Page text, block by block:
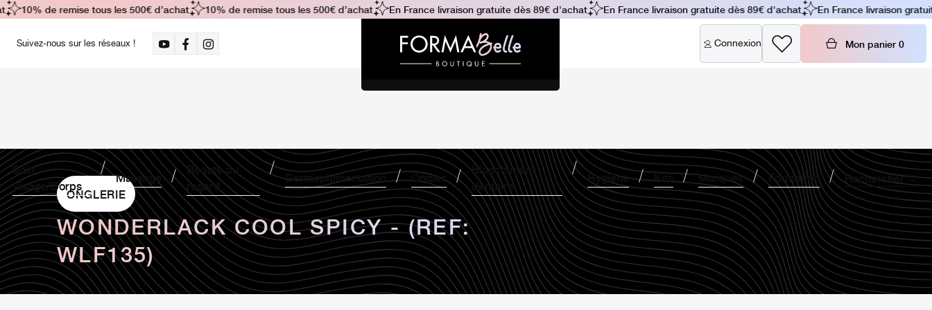
Suivez-nous sur les réseaux ! Connexion Mon panier 0
Soin
Visage/Corps
Massage
Beauté du
regard
Dermopigmentation Ongles
Blanchiment
dentaire
Hygiène Kits Marques Formation Rechercher
10% de remise tous les 500€ d’achat 10% de remise tous les 500€ d’achat En France livraison gratuite dès 89€ d'achat En France livraison gratuite dès 89€ d'achat En France livraison
ONGLERIE
WONDERLACK COOL SPICY - (REF:
WLF135)